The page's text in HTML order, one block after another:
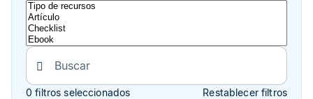
0 filtros seleccionados Restablecer filtros